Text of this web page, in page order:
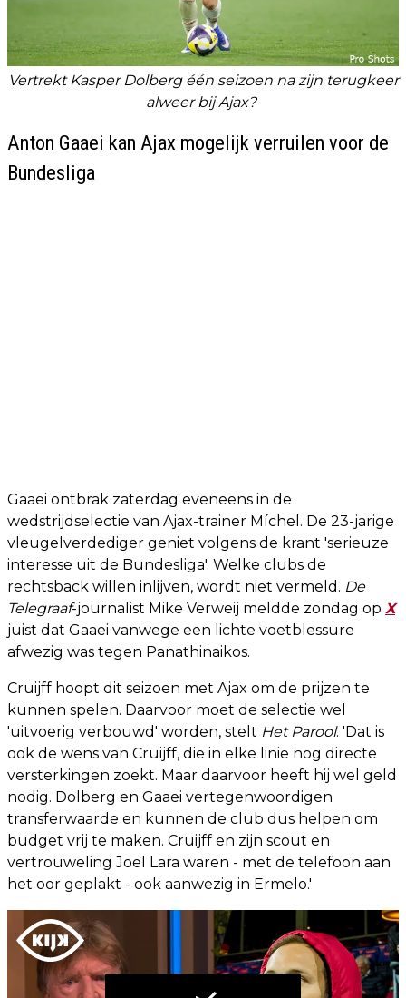
Vertrekt Kasper Dolberg één seizoen na zijn terugkeer
alweer bij Ajax?
Anton Gaaei kan Ajax mogelijk verruilen voor de
Bundesliga
Gaaei ontbrak zaterdag eveneens in de
wedstrijdselectie van Ajax-trainer Míchel. De 23-jarige
vleugelverdediger geniet volgens de krant 'serieuze
interesse uit de Bundesliga'. Welke clubs de
rechtsback willen inlijven, wordt niet vermeld. De
Telegraaf-journalist Mike Verweij meldde zondag op X
juist dat Gaaei vanwege een lichte voetblessure
afwezig was tegen Panathinaikos.
Cruijff hoopt dit seizoen met Ajax om de prijzen te
kunnen spelen. Daarvoor moet de selectie wel
'uitvoerig verbouwd' worden, stelt Het Parool. 'Dat is
ook de wens van Cruijff, die in elke linie nog directe
versterkingen zoekt. Maar daarvoor heeft hij wel geld
nodig. Dolberg en Gaaei vertegenwoordigen
transferwaarde en kunnen de club dus helpen om
budget vrij te maken. Cruijff en zijn scout en
vertrouweling Joel Lara waren - met de telefoon aan
het oor geplakt - ook aanwezig in Ermelo.'